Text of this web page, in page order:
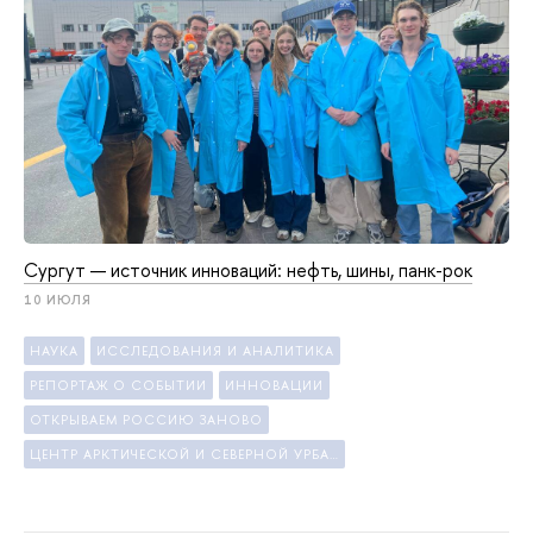
Сургут — источник инноваций: нефть, шины, панк-рок
10 ИЮЛЯ
НАУКА ИССЛЕДОВАНИЯ И АНАЛИТИКА
РЕПОРТАЖ О СОБЫТИИ ИННОВАЦИИ
ОТКРЫВАЕМ РОССИЮ ЗАНОВО
ЦЕНТР АРКТИЧЕСКОЙ И СЕВЕРНОЙ УРБАНИСТИКИ